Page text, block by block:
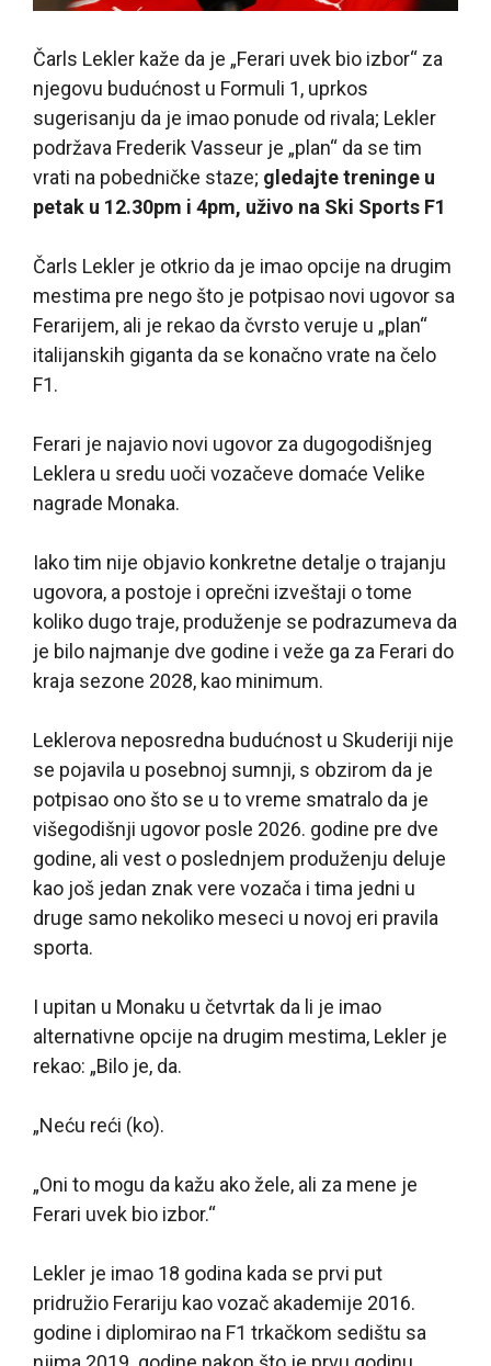
Čarls Lekler kaže da je „Ferari uvek bio izbor“ za
njegovu budućnost u Formuli 1, uprkos
sugerisanju da je imao ponude od rivala; Lekler
podržava Frederik Vasseur je „plan“ da se tim
vrati na pobedničke staze; gledajte treninge u
petak u 12.30pm i 4pm, uživo na Ski Sports F1
Čarls Lekler je otkrio da je imao opcije na drugim
mestima pre nego što je potpisao novi ugovor sa
Ferarijem, ali je rekao da čvrsto veruje u „plan“
italijanskih giganta da se konačno vrate na čelo
F1.
Ferari je najavio novi ugovor za dugogodišnjeg
Leklera u sredu uoči vozačeve domaće Velike
nagrade Monaka.
Iako tim nije objavio konkretne detalje o trajanju
ugovora, a postoje i oprečni izveštaji o tome
koliko dugo traje, produženje se podrazumeva da
je bilo najmanje dve godine i veže ga za Ferari do
kraja sezone 2028, kao minimum.
Leklerova neposredna budućnost u Skuderiji nije
se pojavila u posebnoj sumnji, s obzirom da je
potpisao ono što se u to vreme smatralo da je
višegodišnji ugovor posle 2026. godine pre dve
godine, ali vest o poslednjem produženju deluje
kao još jedan znak vere vozača i tima jedni u
druge samo nekoliko meseci u novoj eri pravila
sporta.
I upitan u Monaku u četvrtak da li je imao
alternativne opcije na drugim mestima, Lekler je
rekao: „Bilo je, da.
„Neću reći (ko).
„Oni to mogu da kažu ako žele, ali za mene je
Ferari uvek bio izbor.“
Lekler je imao 18 godina kada se prvi put
pridružio Ferariju kao vozač akademije 2016.
godine i diplomirao na F1 trkačkom sedištu sa